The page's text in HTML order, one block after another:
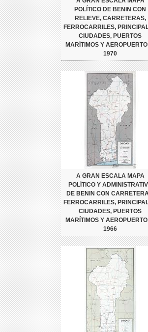
POLÍTICO DE BENIN CON
RELIEVE, CARRETERAS,
FERROCARRILES,
CIUDADES, PUERTOS
MARÍTIMOS Y
1970
A GRAN ESCALA MAPA
POLÍTICO Y
DE BENIN CON
FERROCARRILES,
CIUDADES, PUERTOS
MARÍTIMOS Y
1966